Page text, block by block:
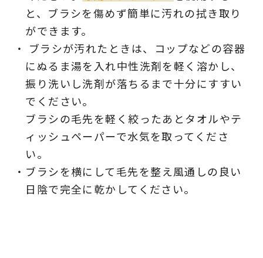
と、ブラシを傷めず簡単に汚れの拭き取り
ができます。
ブラシが汚れたときは、コップなどの容器
にぬるま湯を入れ中性洗剤を軽く溶かし、
振り洗いし洗剤が落ちるまで十分にすすい
でください。
ブラシの毛先を軽く絞ったあとタオルやテ
ィッシュペーパーで水気を取ってくださ
い。
ブラシを横にして毛先を整え風通しの良い
日陰で完全に乾かしてください。